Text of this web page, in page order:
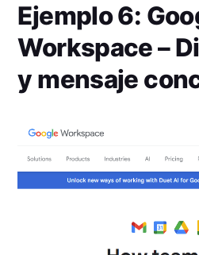
Ejemplo 6:
Workspace –
y mensaje